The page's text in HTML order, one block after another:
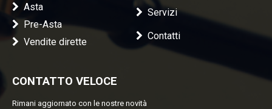
Asta
Pre-Asta
Vendite dirette
Servizi
Contatti
CONTATTO VELOCE
Rimani aggiornato con le nostre novità